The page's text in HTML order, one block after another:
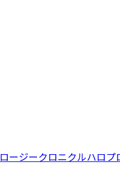
ロージークロニクルハロプ